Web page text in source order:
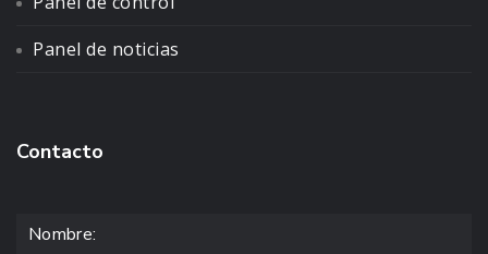
Panel de noticias
Contacto